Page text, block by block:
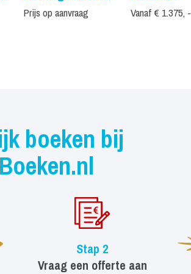
Prijs op aanvraag Vanaf € 1.375, -
boeken bij
Stap 2
Vraag een offerte aan